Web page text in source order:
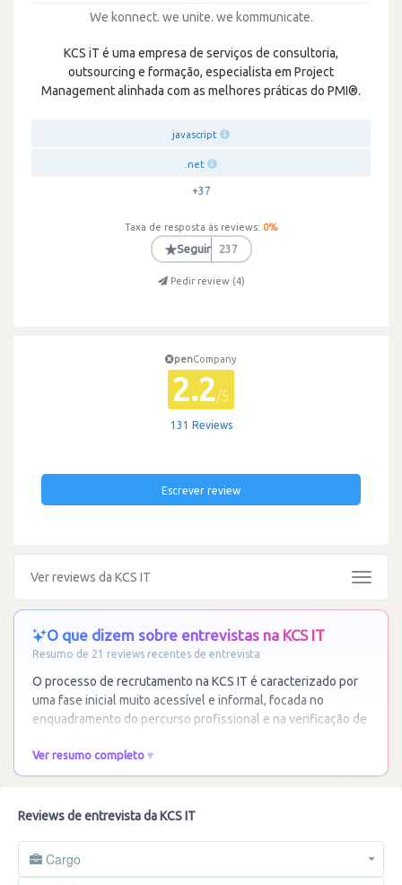
We konnect. we unite. we kommunicate.
KCS iT é uma empresa de serviços de consultoria,
outsourcing e formação, especialista em Project
Management alinhada com as melhores práticas do PMI®.
javascript
.net
+37
Taxa de resposta às reviews: 0%
★Seguir 237
Pedir review (4)
penCompany
2.2/5
131 Reviews
Escrever review
Ver reviews da KCS IT
Toggle
O que dizem sobre entrevistas na KCS IT
Resumo de 21 reviews recentes de entrevista
O processo de recrutamento na KCS IT é caracterizado por
uma fase inicial muito acessível e informal, focada no
enquadramento do percurso profissional e na verificação de
Ver resumo completo
Reviews de entrevista da KCS IT
Cargo